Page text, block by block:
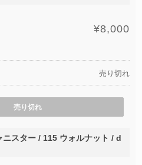
¥8,000
売り切れ
売り切れ
スター / 115 ウォルナット / d